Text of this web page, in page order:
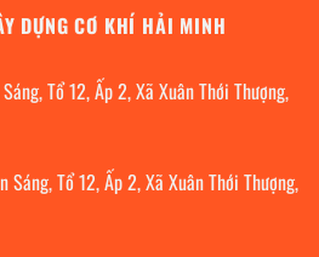
DỰNG CƠ KHÍ HẢI MINH
Tổ 12, Ấp 2, Xã Xuân Thới Thượng,
Tổ 12, Ấp 2, Xã Xuân Thới Thượng,